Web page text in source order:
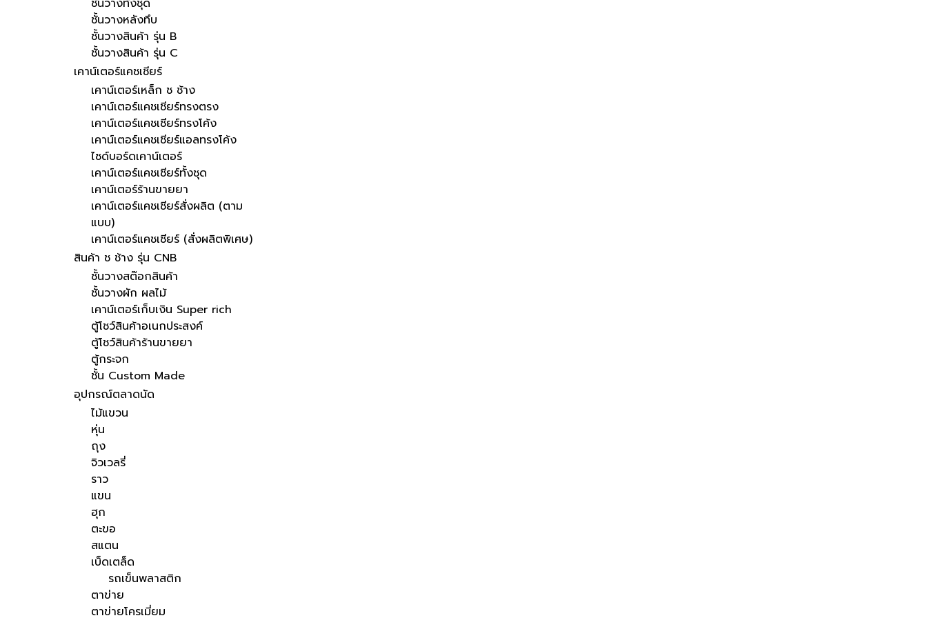
ชั้นวางทั้งชุด
ชั้นวางหลังทึบ
ชั้นวางสินค้า รุ่น B
ชั้นวางสินค้า รุ่น C
เคาน์เตอร์แคชเชียร์
เคาน์เตอร์เหล็ก ช ช้าง
เคาน์เตอร์แคชเชียร์ทรงตรง
เคาน์เตอร์แคชเชียร์ทรงโค้ง
เคาน์เตอร์แคชเชียร์แอลทรงโค้ง
ไซด์บอร์ดเคาน์เตอร์
เคาน์เตอร์แคชเชียร์ทั้งชุด
เคาน์เตอร์ร้านขายยา
เคาน์เตอร์แคชเชียร์สั่งผลิต (ตาม
แบบ)
เคาน์เตอร์แคชเชียร์ (สั่งผลิตพิเศษ)
สินค้า ช ช้าง รุ่น CNB
ชั้นวางสต๊อกสินค้า
ชั้นวางผัก ผลไม้
เคาน์เตอร์เก็บเงิน Super rich
ตู้โชว์สินค้าอเนกประสงค์
ตู้โชว์สินค้าร้านขายยา
ตู้กระจก
ชั้น Custom Made
อุปกรณ์ตลาดนัด
ไม้แขวน
หุ่น
ถุง
จิวเวลรี่
ราว
แขน
ฮุก
ตะขอ
สแตน
เบ็ดเตล็ด
รถเข็นพลาสติก
ตาข่าย
ตาข่ายโครเมี่ยม